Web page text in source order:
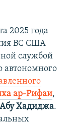
2025 года
ВС США
службой
автономного
ар-Рифаи,
Абу Хадиджа.